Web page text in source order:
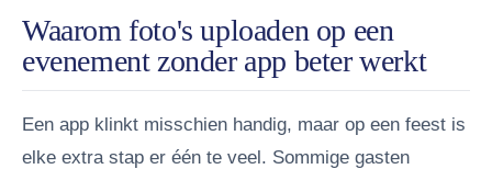
Waarom foto's uploaden op een
evenement zonder app beter werkt
Een app klinkt misschien handig, maar op een feest is
elke extra stap er één te veel. Sommige gasten